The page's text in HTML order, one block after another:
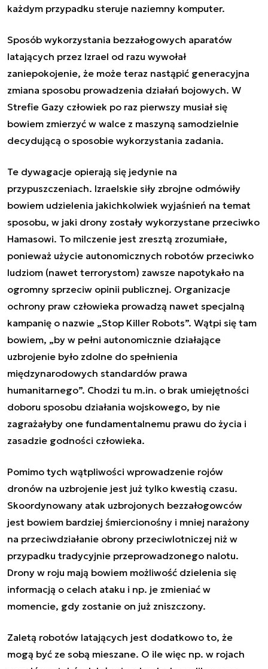
każdym przypadku steruje naziemny komputer.
Sposób wykorzystania bezzałogowych aparatów
latających przez Izrael od razu wywołał
zaniepokojenie, że może teraz nastąpić generacyjna
zmiana sposobu prowadzenia działań bojowych. W
Strefie Gazy człowiek po raz pierwszy musiał się
bowiem zmierzyć w walce z maszyną samodzielnie
decydującą o sposobie wykorzystania zadania.
Te dywagacje opierają się jedynie na
przypuszczeniach. Izraelskie siły zbrojne odmówiły
bowiem udzielenia jakichkolwiek wyjaśnień na temat
sposobu, w jaki drony zostały wykorzystane przeciwko
Hamasowi. To milczenie jest zresztą zrozumiałe,
ponieważ użycie autonomicznych robotów przeciwko
ludziom (nawet terrorystom) zawsze napotykało na
ogromny sprzeciw opinii publicznej. Organizacje
ochrony praw człowieka prowadzą nawet specjalną
kampanię o nazwie „Stop Killer Robots”. Wątpi się tam
bowiem, „by w pełni autonomicznie działające
uzbrojenie było zdolne do spełnienia
międzynarodowych standardów prawa
humanitarnego”. Chodzi tu m.in. o brak umiejętności
doboru sposobu działania wojskowego, by nie
zagrażałyby one fundamentalnemu prawu do życia i
zasadzie godności człowieka.
Pomimo tych wątpliwości wprowadzenie rojów
dronów na uzbrojenie jest już tylko kwestią czasu.
Skoordynowany atak uzbrojonych bezzałogowców
jest bowiem bardziej śmiercionośny i mniej narażony
na przeciwdziałanie obrony przeciwlotniczej niż w
przypadku tradycyjnie przeprowadzonego nalotu.
Drony w roju mają bowiem możliwość dzielenia się
informacją o celach ataku i np. je zmieniać w
momencie, gdy zostanie on już zniszczony.
Zaletą robotów latających jest dodatkowo to, że
mogą być ze sobą mieszane. O ile więc np. w rojach